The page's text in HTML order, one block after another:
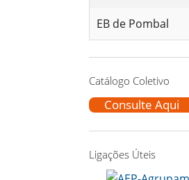
EB de Pombal
Catálogo Coletivo
Consulte Aqui
Ligações Úteis